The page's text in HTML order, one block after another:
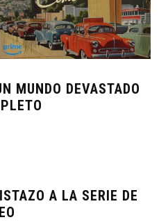
MUNDO DEVASTADO
A LA SERIE DE